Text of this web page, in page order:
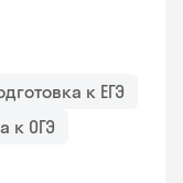
к ЕГЭ
к ОГЭ